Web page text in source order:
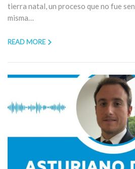
tierra natal, un proceso que no fue
misma…
READ MORE